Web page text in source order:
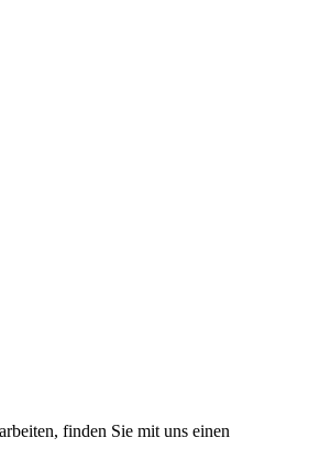
finden Sie mit uns einen